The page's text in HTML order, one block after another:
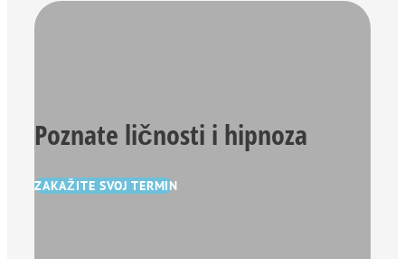
Poznate ličnosti i hipnoza
ZAKAŽITE SVOJ TERMIN